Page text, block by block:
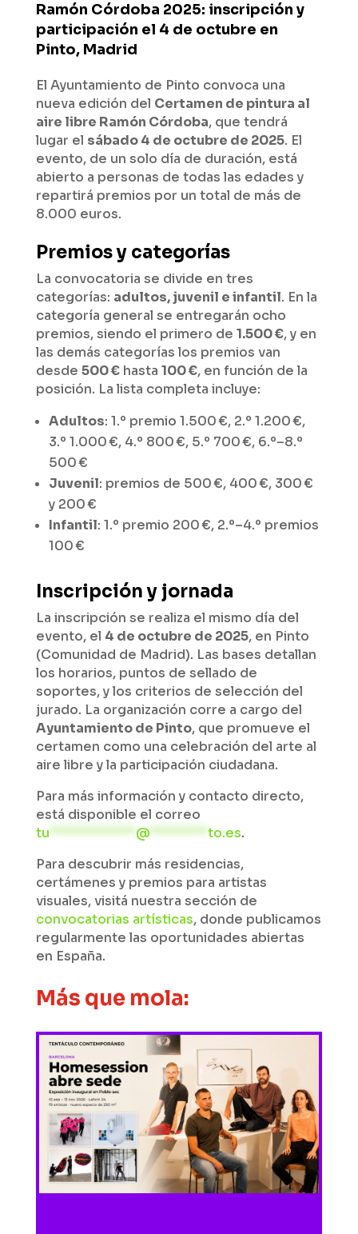
Ramón Córdoba 2025: inscripción y
participación el 4 de octubre en
Pinto, Madrid
El Ayuntamiento de Pinto convoca una
nueva edición del Certamen de pintura al
aire libre Ramón Córdoba, que tendrá
lugar el sábado 4 de octubre de 2025. El
evento, de un solo día de duración, está
abierto a personas de todas las edades y
repartirá premios por un total de más de
8.000 euros.
Premios y categorías
La convocatoria se divide en tres
categorías: adultos, juvenil e infantil. En la
categoría general se entregarán ocho
premios, siendo el primero de 1.500 €, y en
las demás categorías los premios van
desde 500 €hasta 100 €, en función de la
posición. La lista completa incluye:
Adultos: 1.º premio 1.500 €, 2.º 1.200 €,
3.º 1.000 €, 4.º 800 €, 5.º 700 €, 6.º–8.º
500 €
Juvenil: premios de 500 €, 400 €, 300 €
y 200 €
Infantil: 1.º premio 200 €, 2.º–4.º premios
100 €
Inscripción y jornada
La inscripción se realiza el mismo día del
evento, el 4 de octubre de 2025, en Pinto
(Comunidad de Madrid). Las bases detallan
los horarios, puntos de sellado de
soportes, y los criterios de selección del
jurado. La organización corre a cargo del
Ayuntamiento de Pinto, que promueve el
certamen como una celebración del arte al
aire libre y la participación ciudadana.
Para más información y contacto directo,
está disponible el correo
tu************@********to.es.
Para descubrir más residencias,
certámenes y premios para artistas
visuales, visitá nuestra sección de
convocatorias artísticas, donde publicamos
regularmente las oportunidades abiertas
en España.
Más que mola: